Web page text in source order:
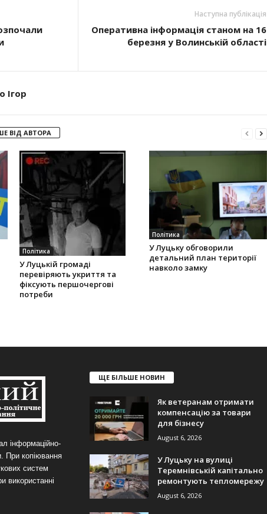
Наступна публікація
Оперативна інформація станом на 16
березня у Волинській області
Ігор
ВІД АВТОРА
Політика
У Луцькій громаді
перевіряють укриття та
фіксують першочергові
потреби
Політика
У Луцьку обговорили
детальний план території
навколо замку
інформаційно-
При копіювання
систем
використанні
ЩЕ БІЛЬШЕ НОВИН
Як ветеранам отримати
компенсацію за товари
для бізнесу
August 6, 2026
У Луцьку на вулиці
Теремнівській капітально
ремонтують тепломережу
August 6, 2026